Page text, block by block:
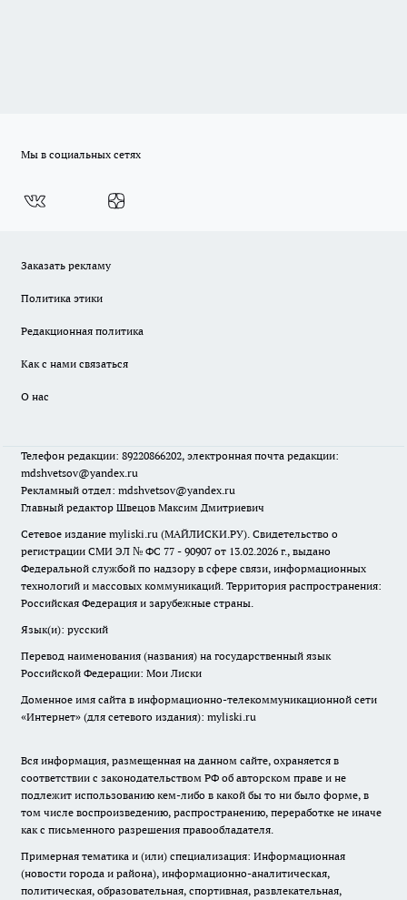
Мы в социальных сетях
Заказать рекламу
Политика этики
Редакционная политика
Как с нами связаться
О нас
Телефон редакции: 89220866202, электронная почта редакции:
mdshvetsov@yandex.ru
Рекламный отдел: mdshvetsov@yandex.ru
Главный редактор Швецов Максим Дмитриевич
Сетевое издание myliski.ru (МАЙЛИСКИ.РУ). Свидетельство о
регистрации СМИ ЭЛ № ФС 77 - 90907 от 13.02.2026 г., выдано
Федеральной службой по надзору в сфере связи, информационных
технологий и массовых коммуникаций. Территория распространения:
Российская Федерация и зарубежные страны.
Язык(и): русский
Перевод наименования (названия) на государственный язык
Российской Федерации: Мои Лиски
Доменное имя сайта в информационно-телекоммуникационной сети
«Интернет» (для сетевого издания): myliski.ru
Вся информация, размещенная на данном сайте, охраняется в
соответствии с законодательством РФ об авторском праве и не
подлежит использованию кем-либо в какой бы то ни было форме, в
том числе воспроизведению, распространению, переработке не иначе
как с письменного разрешения правообладателя.
Примерная тематика и (или) специализация: Информационная
(новости города и района), информационно-аналитическая,
политическая, образовательная, спортивная, развлекательная,